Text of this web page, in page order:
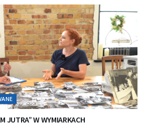
JUTRA” W WYMIARKACH